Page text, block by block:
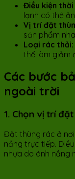
Điều kiện
lạnh có thể
Vị trí đặt
sản phẩm
Loại rác thải:
thể làm giảm
Các bước
ngoài trời
1. Chọn vị trí
Đặt thùng rác ở
nắng trực tiếp.
nhựa do ánh nắng